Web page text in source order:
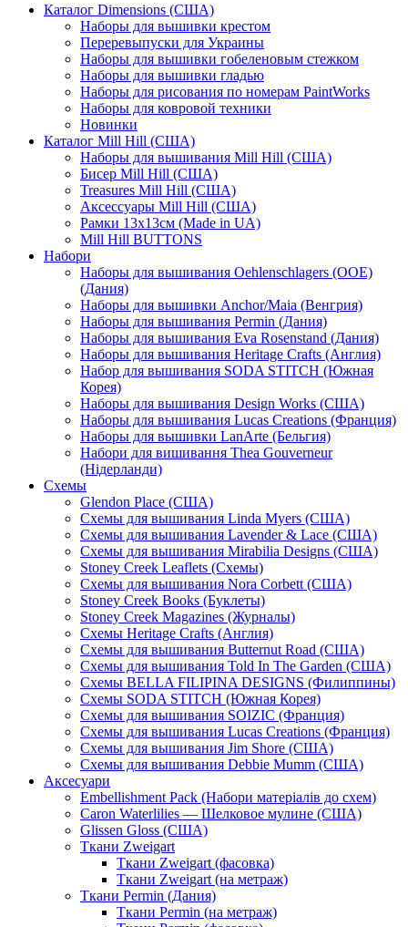
Каталог Dimensions (США)
Наборы для вышивки крестом
Переревыпуски для Украины
Наборы для вышивки гобеленовым стежком
Наборы для вышивки гладью
Наборы для рисования по номерам PaintWorks
Наборы для ковровой техники
Новинки
Каталог Mill Hill (США)
Наборы для вышивания Mill Hill (США)
Бисер Mill Hill (США)
Treasures Mill Hill (США)
Аксессуары Mill Hill (США)
Рамки 13х13см (Made in UA)
Mill Hill BUTTONS
Набори
Наборы для вышивания Oehlenschlagers (OOE)
(Дания)
Наборы для вышивки Anchor/Maia (Венгрия)
Наборы для вышивания Permin (Дания)
Наборы для вышивания Eva Rosenstand (Дания)
Наборы для вышивания Heritage Crafts (Англия)
Набор для вышивания SODA STITCH (Южная
Корея)
Наборы для вышивания Design Works (США)
Наборы для вышивания Lucas Creations (Франция)
Наборы для вышивки LanArte (Бельгия)
Набори для вишивання Thea Gouverneur
(Нідерланди)
Схемы
Glendon Place (США)
Схемы для вышивания Linda Myers (США)
Схемы для вышивания Lavender & Lace (США)
Схемы для вышивания Mirabilia Designs (США)
Stoney Creek Leaflets (Схемы)
Схемы для вышивания Nora Corbett (США)
Stoney Creek Books (Буклеты)
Stoney Creek Magazines (Журналы)
Схемы Heritage Crafts (Англия)
Схемы для вышивания Butternut Road (США)
Схемы для вышивания Told In The Garden (США)
Схемы BELLA FILIPINA DESIGNS (Филиппины)
Схемы SODA STITCH (Южная Корея)
Схемы для вышивания SOIZIC (Франция)
Схемы для вышивания Lucas Creations (Франция)
Схемы для вышивания Jim Shore (США)
Схемы для вышивания Debbie Mumm (США)
Аксесуари
Embellishment Pack (Набори матеріалів до схем)
Caron Waterlilies — Шелковое мулине (США)
Glissen Gloss (США)
Ткани Zweigart
Ткани Zweigart (фасовка)
Ткани Zweigart (на метраж)
Ткани Permin (Дания)
Ткани Permin (на метраж)